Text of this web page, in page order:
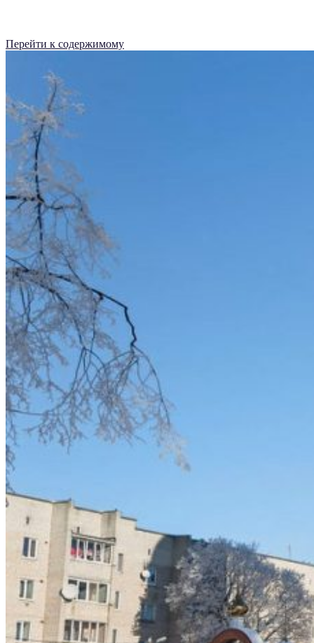
Перейти к содержимому